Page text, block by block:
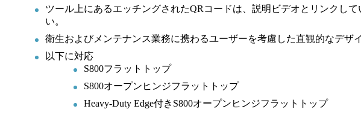
ツール上にあるエッチングされたQRコードは、説明ビデオとリンクして
い。
衛生およびメンテナンス業務に携わるユーザーを考慮した直観的なデザイ
以下に対応
S800フラットトップ
S800オープンヒンジフラットトップ
Heavy-Duty Edge付きS800オープンヒンジフラットトップ